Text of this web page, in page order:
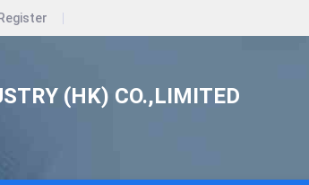
Register
(HK) CO.,LIMITED